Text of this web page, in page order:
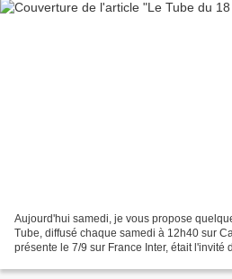
Aujourd'hui samedi, je vous propose
Tube, diffusé chaque samedi à 12h40 sur
présente le 7/9 sur France Inter, était l'invité